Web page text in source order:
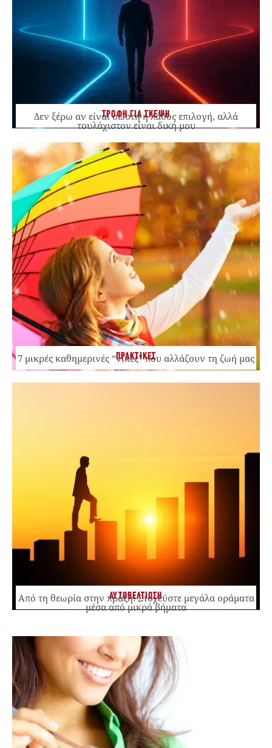
ΤΡΟΦΗ ΓΙΑ ΣΚΕΨΗ
Δεν ξέρω αν είναι σωστή ή λάθος επιλογή, αλλά
τουλάχιστον είναι δική μου
ΠΡΑΚΤΙΚΕΣ
7 μικρές καθημερινές “νίκες” που αλλάζουν τη ζωή μας
ΑΥΤΟΒΕΛΤΙΩΣΗ
Από τη θεωρία στην πράξη: Στοχεύστε μεγάλα οράματα
μέσα από μικρά βήματα